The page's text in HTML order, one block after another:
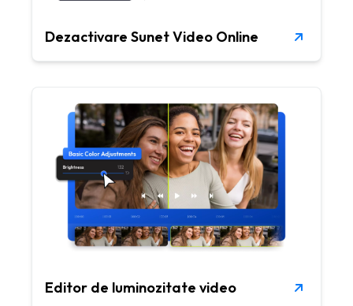
Dezactivare Sunet Video Online
Editor de luminozitate video